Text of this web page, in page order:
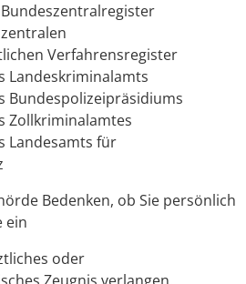
Verfahrensregister
Landeskriminalamts
Bundespolizeipräsidiums
Zollkriminalamtes
Landesamts für
Bedenken, ob Sie persönlich
ein
oder